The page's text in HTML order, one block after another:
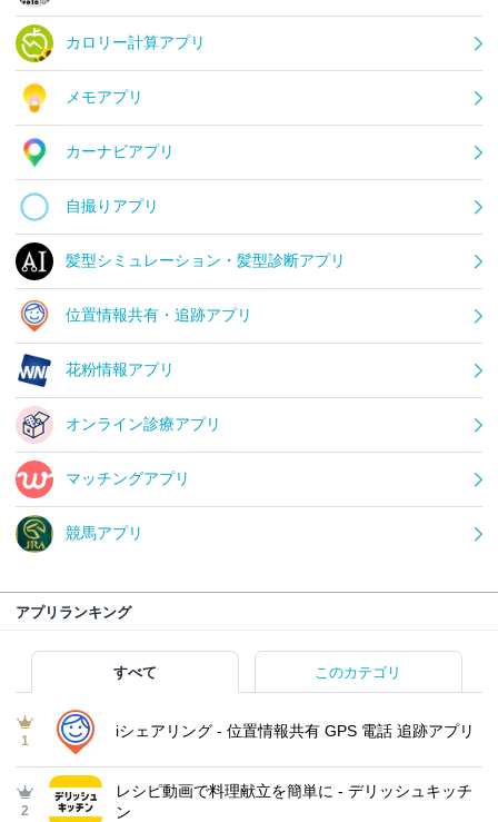
カロリー計算アプリ
メモアプリ
カーナビアプリ
自撮りアプリ
髪型シミュレーション・髪型診断アプリ
位置情報共有・追跡アプリ
花粉情報アプリ
オンライン診療アプリ
マッチングアプリ
競馬アプリ
アプリランキング
すべて このカテゴリ
1
iシェアリング - 位置情報共有 GPS 電話 追跡アプリ
2
レシピ動画で料理献立を簡単‪に - デリッシュキッチ
ン